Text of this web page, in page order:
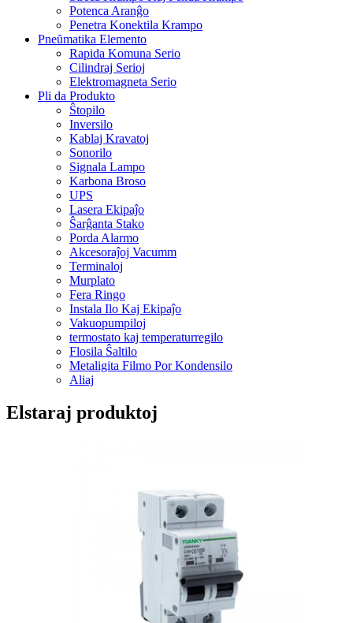
Potenca Aranĝo
Penetra Konektila Krampo
Pneŭmatika Elemento
Rapida Komuna Serio
Cilindraj Serioj
Elektromagneta Serio
Pli da Produkto
Ŝtopilo
Inversilo
Kablaj Kravatoj
Sonorilo
Signala Lampo
Karbona Broso
UPS
Lasera Ekipaĵo
Ŝarĝanta Stako
Porda Alarmo
Akcesoraĵoj Vacumm
Terminaloj
Murplato
Fera Ringo
Instala Ilo Kaj Ekipaĵo
Vakuopumpiloj
termostato kaj temperaturregilo
Flosila Ŝaltilo
Metaligita Filmo Por Kondensilo
Aliaj
Elstaraj produktoj